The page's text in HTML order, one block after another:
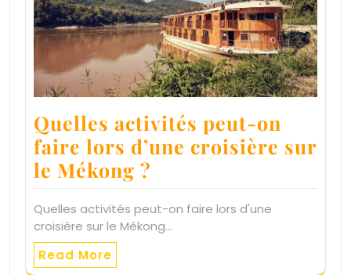
Quelles activités peut-on
faire lors d’une croisière sur
le Mékong ?
Quelles activités peut-on faire lors d'une
croisière sur le Mékong…
Read More